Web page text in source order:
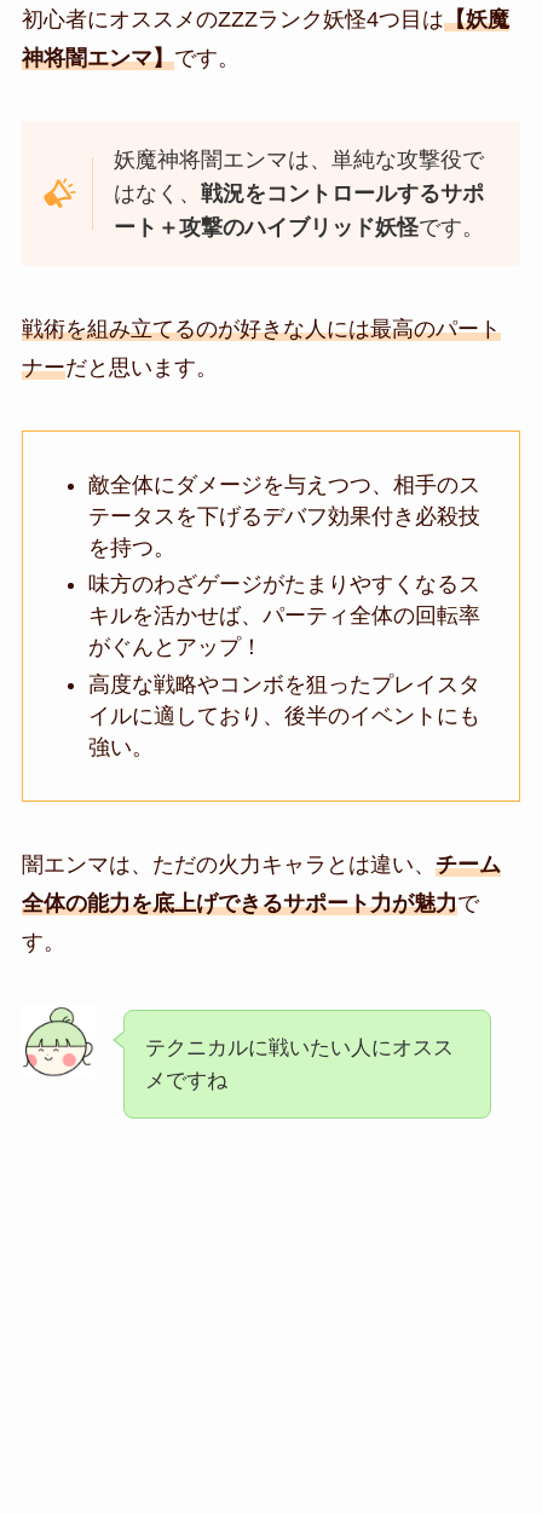
初心者にオススメのZZZランク妖怪4つ目は【妖魔
神将闇エンマ】です。
妖魔神将闇エンマは、単純な攻撃役で
はなく、戦況をコントロールするサポ
ート＋攻撃のハイブリッド妖怪です。
戦術を組み立てるのが好きな人には最高のパート
ナーだと思います。
敵全体にダメージを与えつつ、相手のス
テータスを下げるデバフ効果付き必殺技
を持つ。
味方のわざゲージがたまりやすくなるス
キルを活かせば、パーティ全体の回転率
がぐんとアップ！
高度な戦略やコンボを狙ったプレイスタ
イルに適しており、後半のイベントにも
強い。
闇エンマは、ただの火力キャラとは違い、 チーム
全体の能力を底上げできるサポート力が魅力で
す。
テクニカルに戦いたい人にオスス
メですね